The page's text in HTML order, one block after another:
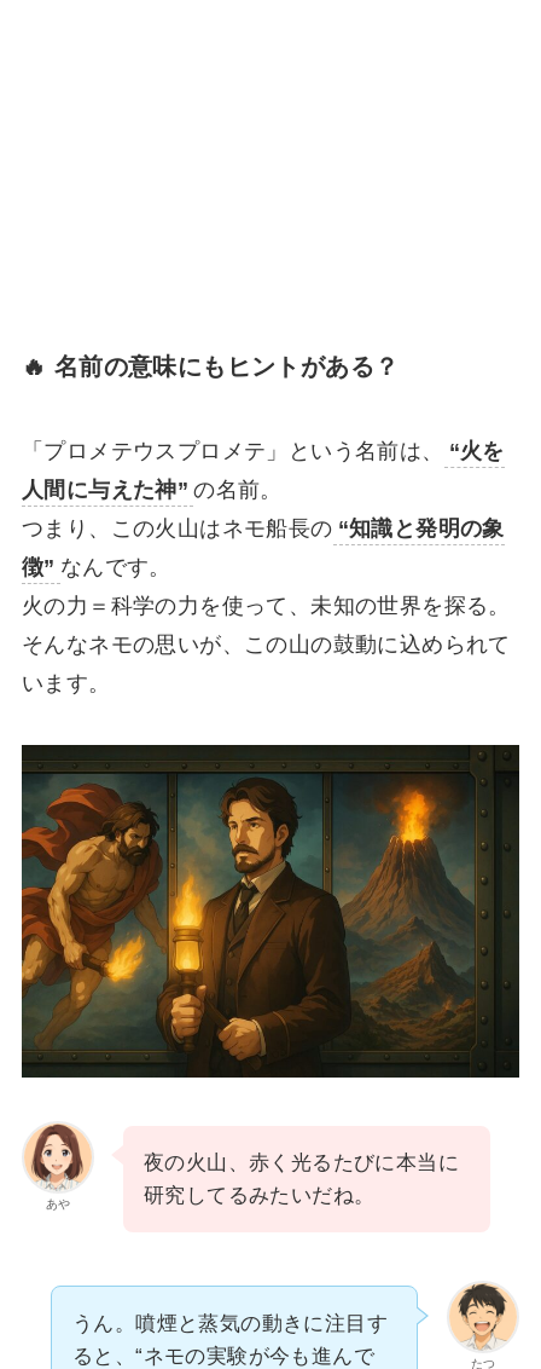
🔥 名前の意味にもヒントがある？
「プロメテウスプロメテ」という名前は、
“火を
人間に与えた神” の名前。
つまり、この火山はネモ船長の “知識と発明の象
徴” なんです。
火の力＝科学の力を使って、未知の世界を探る。
そんなネモの思いが、この山の鼓動に込められて
います。
あや
夜の火山、赤く光るたびに本当に
研究してるみたいだね。
たつ
うん。噴煙と蒸気の動きに注目す
ると、“ネモの実験が今も進んで